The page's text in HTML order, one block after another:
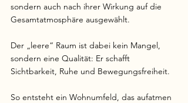
sondern auch nach ihrer Wirkung auf die
Gesamtatmosphäre ausgewählt.
Der „leere“ Raum ist dabei kein Mangel,
sondern eine Qualität: Er schafft
Sichtbarkeit, Ruhe und Bewegungsfreiheit.
So entsteht ein Wohnumfeld, das aufatmen